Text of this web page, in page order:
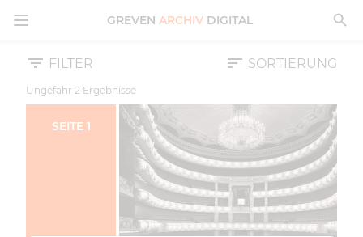
MENÜ ÖFFNEN GREVEN ARCHIVDIGITAL
FILTER SORTIERUNG
Ungefähr 2 Ergebnisse
SEITE 1